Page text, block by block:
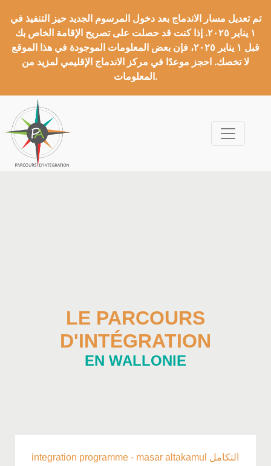
تم تعديل مسار الاندماج بعد دخول المرسوم الجديد حيز التنفيذ في
١ يناير ٢٠٢٥. إذا كنت قد حصلت على تصريح الإقامة الخاص بك
قبل ١ يناير ٢٠٢٥، فإن بعض المعلومات الموجودة في هذا الموقع
لا تخصك. احجز موعدًا في مركز الاندماج الإقليمي لمزيد من
المعلومات.
LE PARCOURS
D'INTÉGRATION
EN WALLONIE
integration programme - masar altakamul التكامل